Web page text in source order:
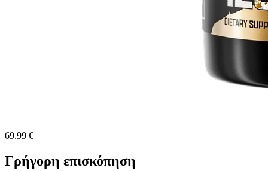
69.99 €
Γρήγορη επισκόπηση